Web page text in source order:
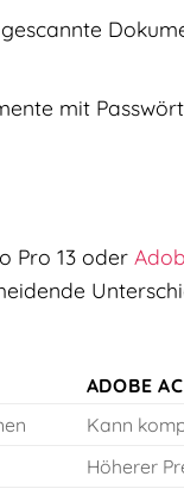
mit
Pro 13 oder
ADOBE
Kann
Höherer